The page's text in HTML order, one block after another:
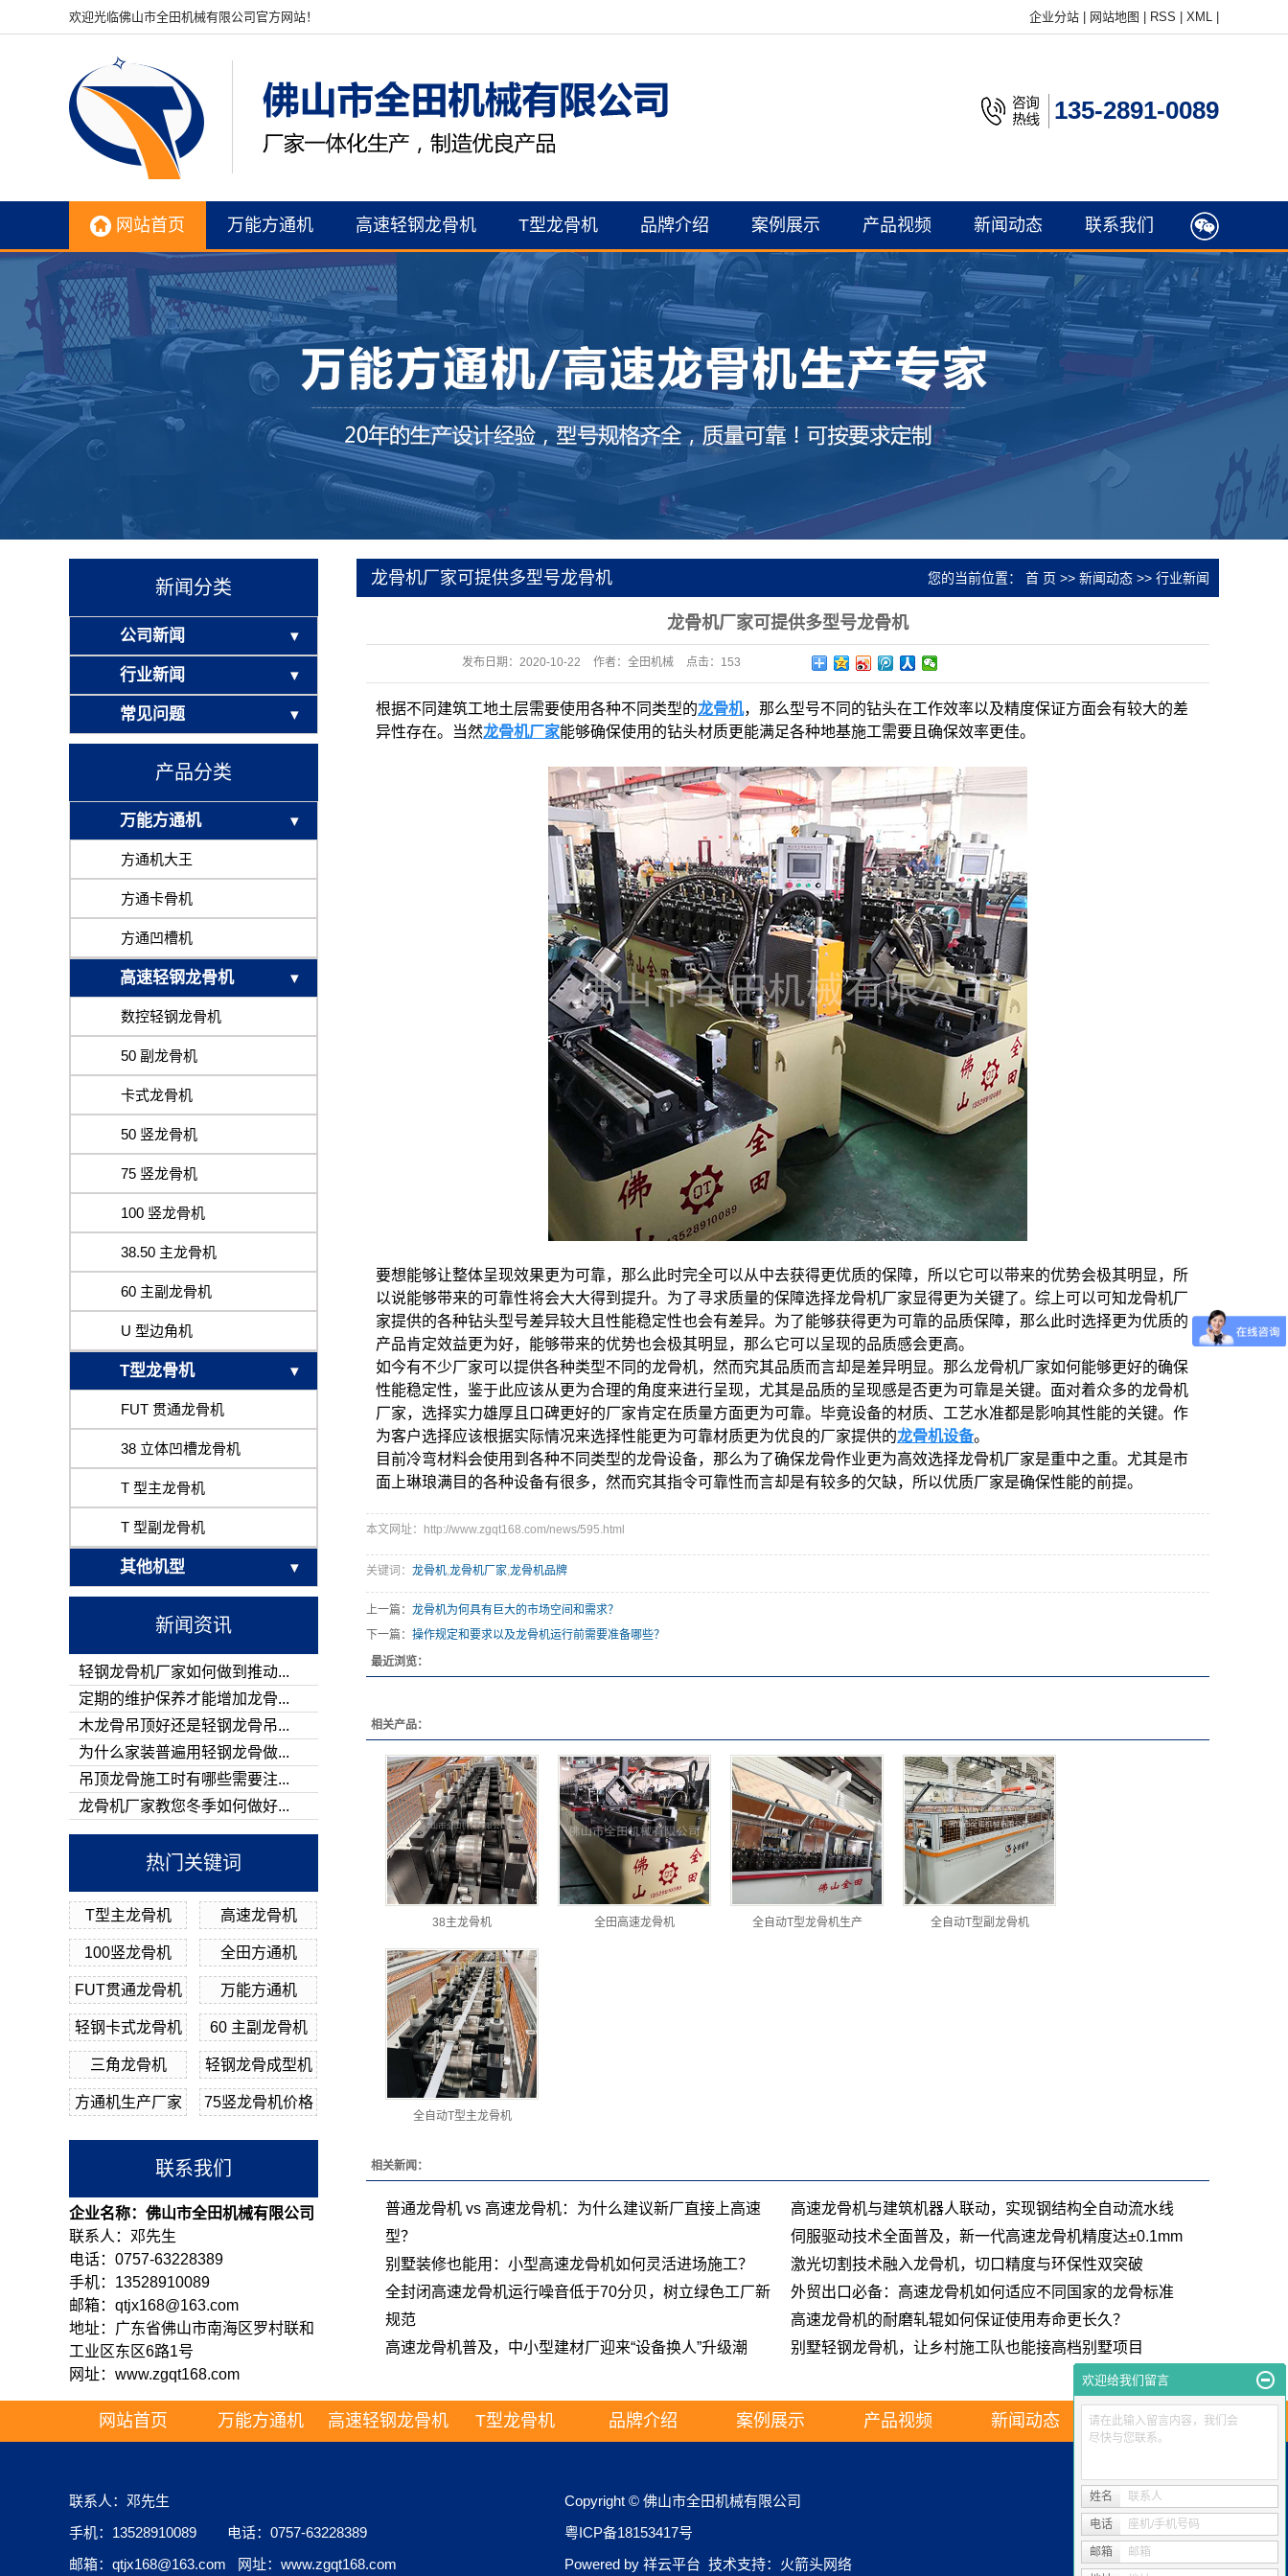
欢迎光临佛山市全田机械有限公司官方网站！ 企业分站 网站地图 RSS XML
135-2891-0089
网站首页 万能方通机 高速轻钢龙骨机 T型龙骨机 品牌介绍
公司简介
资质证书
联系我们
案例展示
案例展示
产品视频 新闻动态
公司新闻
行业新闻
常见问题
联系我们
新闻分类
公司新闻
行业新闻
常见问题
产品分类
万能方通机
方通机大王
方通卡骨机
方通凹槽机
高速轻钢龙骨机
数控轻钢龙骨机
50 副龙骨机
卡式龙骨机
50 竖龙骨机
75 竖龙骨机
100 竖龙骨机
38.50 主龙骨机
60 主副龙骨机
U 型边角机
T型龙骨机
FUT 贯通龙骨机
38 立体凹槽龙骨机
T 型主龙骨机
T 型副龙骨机
其他机型
新闻资讯
轻钢龙骨机厂家如何做到推动...
定期的维护保养才能增加龙骨...
木龙骨吊顶好还是轻钢龙骨吊...
为什么家装普遍用轻钢龙骨做...
吊顶龙骨施工时有哪些需要注...
龙骨机厂家教您冬季如何做好...
热门关键词
T型主龙骨机 高速龙骨机
100竖龙骨机 全田方通机
FUT贯通龙骨机 万能方通机
轻钢卡式龙骨机 60 主副龙骨机
三角龙骨机 轻钢龙骨成型机
方通机生产厂家 75竖龙骨机价格
联系我们
企业名称：佛山市全田机械有限公司
联系人：邓先生
电话：0757-63228389
手机：13528910089
邮箱：qtjx168@163.com
地址：广东省佛山市南海区罗村联和
工业区东区6路1号
网址：www.zgqt168.com
龙骨机厂家可提供多型号龙骨机 您的当前位置： 首 页 >> 新闻动态 >> 行业新闻
龙骨机厂家可提供多型号龙骨机
发布日期： 2020-10-22 作者： 全田机械 点击： 153
根据不同建筑工地土层需要使用各种不同类型的龙骨机，那么型号不同的钻头在工作效率以及精度保证方面会有较大的差
异性存在。当然龙骨机厂家能够确保使用的钻头材质更能满足各种地基施工需要且确保效率更佳。
要想能够让整体呈现效果更为可靠，那么此时完全可以从中去获得更优质的保障，所以它可以带来的优势会极其明显，所
以说能够带来的可靠性将会大大得到提升。为了寻求质量的保障选择龙骨机厂家显得更为关键了。综上可以可知龙骨机厂
家提供的各种钻头型号差异较大且性能稳定性也会有差异。为了能够获得更为可靠的品质保障，那么此时选择更为优质的
产品肯定效益更为好，能够带来的优势也会极其明显，那么它可以呈现的品质感会更高。
如今有不少厂家可以提供各种类型不同的龙骨机，然而究其品质而言却是差异明显。那么龙骨机厂家如何能够更好的确保
性能稳定性，鉴于此应该从更为合理的角度来进行呈现，尤其是品质的呈现感是否更为可靠是关键。面对着众多的龙骨机
厂家，选择实力雄厚且口碑更好的厂家肯定在质量方面更为可靠。毕竟设备的材质、工艺水准都是影响其性能的关键。作
为客户选择应该根据实际情况来选择性能更为可靠材质更为优良的厂家提供的龙骨机设备。
目前冷弯材料会使用到各种不同类型的龙骨设备，那么为了确保龙骨作业更为高效选择龙骨机厂家是重中之重。尤其是市
面上琳琅满目的各种设备有很多，然而究其指令可靠性而言却是有较多的欠缺，所以优质厂家是确保性能的前提。
本文网址：http://www.zgqt168.com/news/595.html
关键词： 龙骨机,龙骨机厂家,龙骨机品牌
上一篇： 龙骨机为何具有巨大的市场空间和需求？
下一篇： 操作规定和要求以及龙骨机运行前需要准备哪些？
最近浏览：
相关产品：
38主龙骨机 全田高速龙骨机 全自动T型龙骨机生产 全自动T型副龙骨机
全自动T型主龙骨机
相关新闻：
普通龙骨机 vs 高速龙骨机：为什么建议新厂直接上高速
型？
高速龙骨机与建筑机器人联动，实现钢结构全自动流水线
伺服驱动技术全面普及，新一代高速龙骨机精度达±0.1mm
别墅装修也能用：小型高速龙骨机如何灵活进场施工？
激光切割技术融入龙骨机，切口精度与环保性双突破
全封闭高速龙骨机运行噪音低于70分贝，树立绿色工厂新
规范
外贸出口必备：高速龙骨机如何适应不同国家的龙骨标准
高速龙骨机的耐磨轧辊如何保证使用寿命更长久？
高速龙骨机普及，中小型建材厂迎来“设备换人”升级潮
别墅轻钢龙骨机，让乡村施工队也能接高档别墅项目
网站首页 万能方通机 高速轻钢龙骨机 T型龙骨机 品牌介绍 案例展示 产品视频 新闻动态 联系我们
联系人：邓先生
手机：13528910089 电话：0757-63228389
邮箱：qtjx168@163.com 网址：www.zgqt168.com
Copyright © 佛山市全田机械有限公司
粤ICP备18153417号
Powered by 祥云平台 技术支持： 火箭头网络
欢迎给我们留言
请在此输入留言内容，我们会
尽快与您联系。
姓名 联系人
电话 座机/手机号码
邮箱 邮箱